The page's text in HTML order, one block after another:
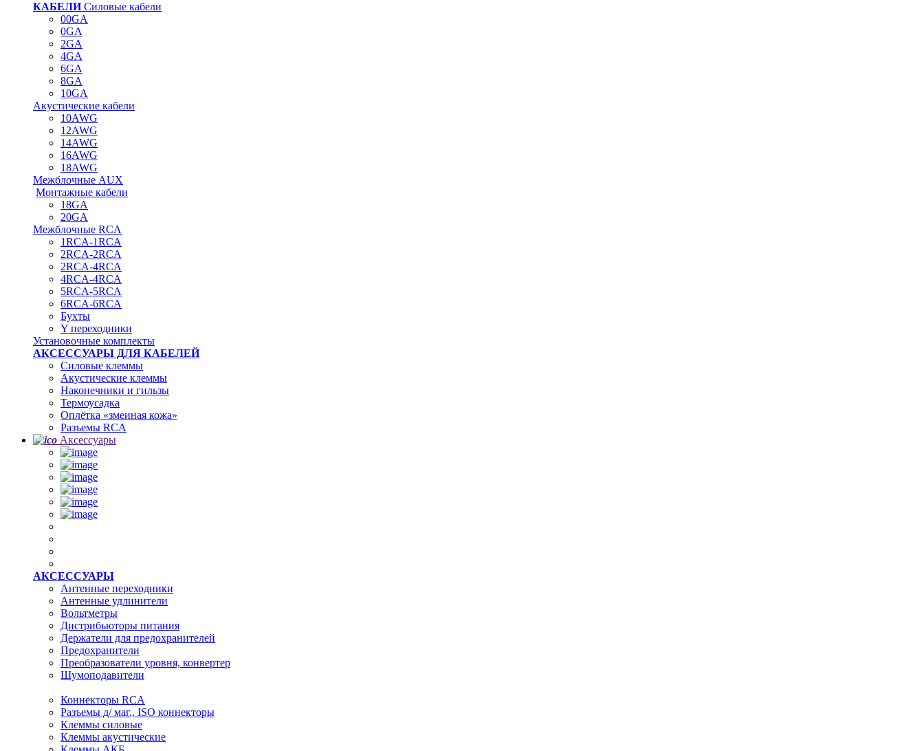
КАБЕЛИСиловые кабели
00GA
0GA
2GA
4GA
6GA
8GA
10GA
Акустические кабели
10AWG
12AWG
14AWG
16AWG
18AWG
Межблочные AUX
Монтажные кабели
18GA
20GA
Межблочные RCA
1RCA-1RCA
2RCA-2RCA
2RCA-4RCA
4RCA-4RCA
5RCA-5RCA
6RCA-6RCA
Бухты
Y переходники
Установочные комплекты
АКСЕССУАРЫ ДЛЯ КАБЕЛЕЙ
Силовые клеммы
Акустические клеммы
Наконечники и гильзы
Термоусадка
Oплётка «змеиная кожа»
Разъемы RCA
Аксессуары
АКСЕССУАРЫ
Антенные переходники
Антенные удлинители
Вольтметры
Дистрибьюторы питания
Держатели для предохранителей
Предохранители
Преобразователи уровня, конвертер
Шумоподавители
Коннекторы RCA
Разъемы д/ маг., ISO коннекторы
Клеммы силовые
Клеммы акустические